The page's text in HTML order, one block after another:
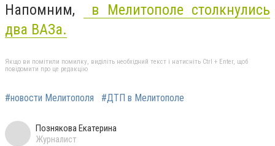
Напомним,
в Мелитополе столкнулись
два ВАЗа.
Якщо ви помітили помилку, виділіть необхідний текст і натисніть Ctrl + Enter, щоб
повідомити про це редакцію
#новости Мелитополя #ДТП в Мелитополе
Познякова Екатерина
Журналист